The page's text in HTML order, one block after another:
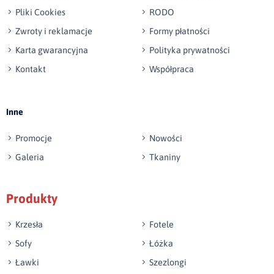
Wyślij opinię
Pliki Cookies
RODO
Zwroty i reklamacje
Formy płatności
Karta gwarancyjna
Polityka prywatności
Kontakt
Współpraca
Inne
Promocje
Nowości
Galeria
Tkaniny
Produkty
Krzesła
Fotele
Sofy
Łóżka
Ławki
Szezlongi